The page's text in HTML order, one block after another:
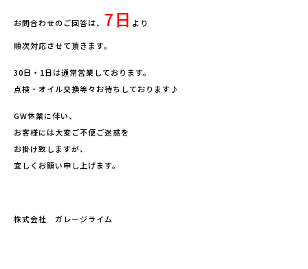
お問合わせのご回答は、 7日 より
順次対応させて頂きます。
30日・1日は通常営業しております。
点検・オイル交換等々お待ちしております♪
GW休業に伴い、
お客様には大変ご不便ご迷惑を
お掛け致しますが、
宜しくお願い申し上げます。
株式会社 ガレージライム